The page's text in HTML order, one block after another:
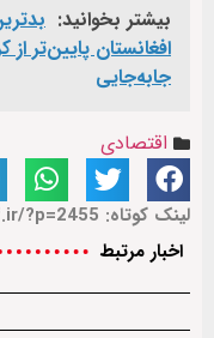
بیشتر بخوانید:
افغانستان پایین‌تر
جابه‌جایی
اقتصادی
لینک کوتاه: https://iraf.ir/?p=2455
اخبار مرتبط